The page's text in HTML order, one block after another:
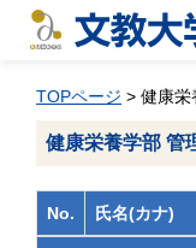
TOPページ > 健康栄
健康栄養学部 管
No. 氏名(カナ)